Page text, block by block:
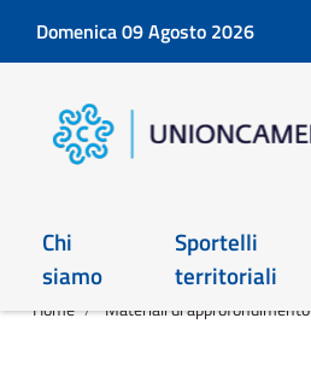
Domenica 09 Agosto 2026
Chi
siamo
Sportelli
territoriali
Home Materiali di approfondimento